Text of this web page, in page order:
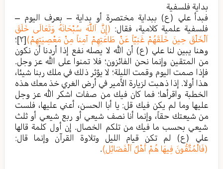
بداية فلسفية
فبدأ علي (ع) ببداية مختصرة أو بداية – بعرف اليوم –
فلسفية علمية كلامية، فقال: (إِنَّ اَللَّهَ سُبْحَانَهُ وَتَعَالَى خَلَقَ
اَلْخَلْقَ حِينَ خَلَقَهُمْ غَنِيّاً عَنْ طَاعَتِهِمْ آمِناً مِنْ مَعْصِيَتِهِمْ)[٢]
؛
وهنا يبين لنا علي (ع) أن الله لا يصله نفع إذا أردنا أن نكون
من المتقين وإنما نحن الفائزون؛ فلا تمنوا على الله عز وجل.
فإذا صمت اليوم وقمت الليلة؛ لا يؤثر ذلك في ملك ربنا شيئا،
هذا أولا. إذا ذهبت لزيارة الأمير في أرض الغري خذ معك هذه
الخطبة واقرأها؛ فما كان فيك من صفات اشكر الله عز وجل
عليها وما لم يكن فيك قل: يا أبا الحسن، أعني عليها، فلست
من شيعتك حقاً، وإنما أنا نصف شيعي أو ربع شيعي أو ثلث
شيعي بحسب ما فيك من تلكم الخصال. إن أول كلمة قالها
علي (ع) لم تكن قيام الليل وتلاوة القرآن وإنما قال:
(فَالْمُتَّقُونَ فِيهَا هُمْ أَهْلُ اَلْفَضَائِلِ).